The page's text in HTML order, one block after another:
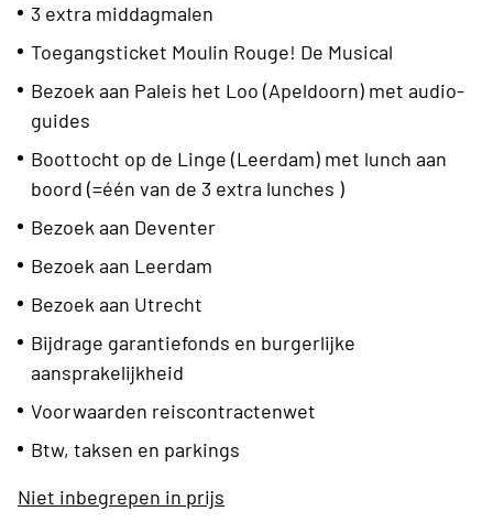
3 extra middagmalen
Toegangsticket Moulin Rouge! De Musical
Bezoek aan Paleis het Loo (Apeldoorn) met audio-
guides
Boottocht op de Linge (Leerdam) met lunch aan
boord (=één van de 3 extra lunches )
Bezoek aan Deventer
Bezoek aan Leerdam
Bezoek aan Utrecht
Bijdrage garantiefonds en burgerlijke
aansprakelijkheid
Voorwaarden reiscontractenwet
Btw, taksen en parkings
Niet inbegrepen in prijs